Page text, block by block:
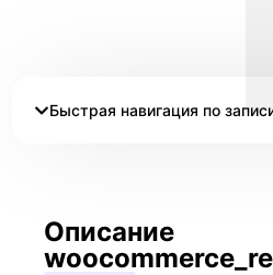
Быстрая навигация по
Описание